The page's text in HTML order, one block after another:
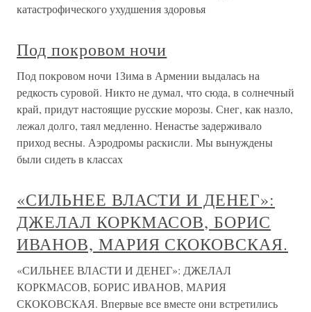
катастрофического ухудшения здоровья
Под покровом ночи
Под покровом ночи 1Зима в Армении выдалась на
редкость суровой. Никто не думал, что сюда, в солнечный
край, придут настоящие русские морозы. Снег, как назло,
лежал долго, таял медленно. Ненастье задерживало
приход весны. Аэродромы раскисли. Мы вынуждены
были сидеть в классах
«СИЛЬНЕЕ ВЛАСТИ И ДЕНЕГ»:
ДЖЕЛАЛ КОРКМАСОВ, БОРИС
ИВАНОВ, МАРИЯ СКОКОВСКАЯ.
«СИЛЬНЕЕ ВЛАСТИ И ДЕНЕГ»: ДЖЕЛАЛ
КОРКМАСОВ, БОРИС ИВАНОВ, МАРИЯ
СКОКОВСКАЯ. Впервые все вместе они встретились